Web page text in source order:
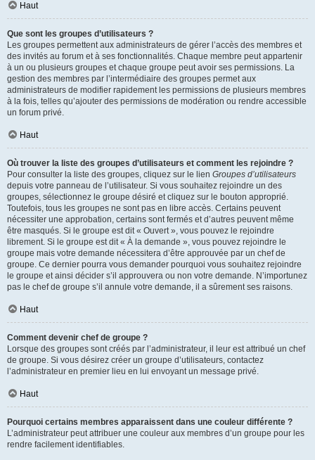
Haut
Que sont les groupes d’utilisateurs ?
Les groupes permettent aux administrateurs de gérer l’accès des membres et
des invités au forum et à ses fonctionnalités. Chaque membre peut appartenir
à un ou plusieurs groupes et chaque groupe peut avoir ses permissions. La
gestion des membres par l’intermédiaire des groupes permet aux
administrateurs de modifier rapidement les permissions de plusieurs membres
à la fois, telles qu’ajouter des permissions de modération ou rendre accessible
un forum privé.
Haut
Où trouver la liste des groupes d’utilisateurs et comment les rejoindre ?
Pour consulter la liste des groupes, cliquez sur le lien Groupes d’utilisateurs
depuis votre panneau de l’utilisateur. Si vous souhaitez rejoindre un des
groupes, sélectionnez le groupe désiré et cliquez sur le bouton approprié.
Toutefois, tous les groupes ne sont pas en libre accès. Certains peuvent
nécessiter une approbation, certains sont fermés et d’autres peuvent même
être masqués. Si le groupe est dit « Ouvert », vous pouvez le rejoindre
librement. Si le groupe est dit « À la demande », vous pouvez rejoindre le
groupe mais votre demande nécessitera d’être approuvée par un chef de
groupe. Ce dernier pourra vous demander pourquoi vous souhaitez rejoindre
le groupe et ainsi décider s’il approuvera ou non votre demande. N’importunez
pas le chef de groupe s’il annule votre demande, il a sûrement ses raisons.
Haut
Comment devenir chef de groupe ?
Lorsque des groupes sont créés par l’administrateur, il leur est attribué un chef
de groupe. Si vous désirez créer un groupe d’utilisateurs, contactez
l’administrateur en premier lieu en lui envoyant un message privé.
Haut
Pourquoi certains membres apparaissent dans une couleur différente ?
L’administrateur peut attribuer une couleur aux membres d’un groupe pour les
rendre facilement identifiables.